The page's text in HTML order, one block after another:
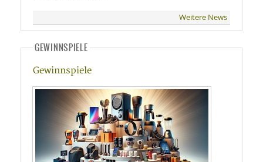
Weitere News
GEWINNSPIELE
Gewinnspiele